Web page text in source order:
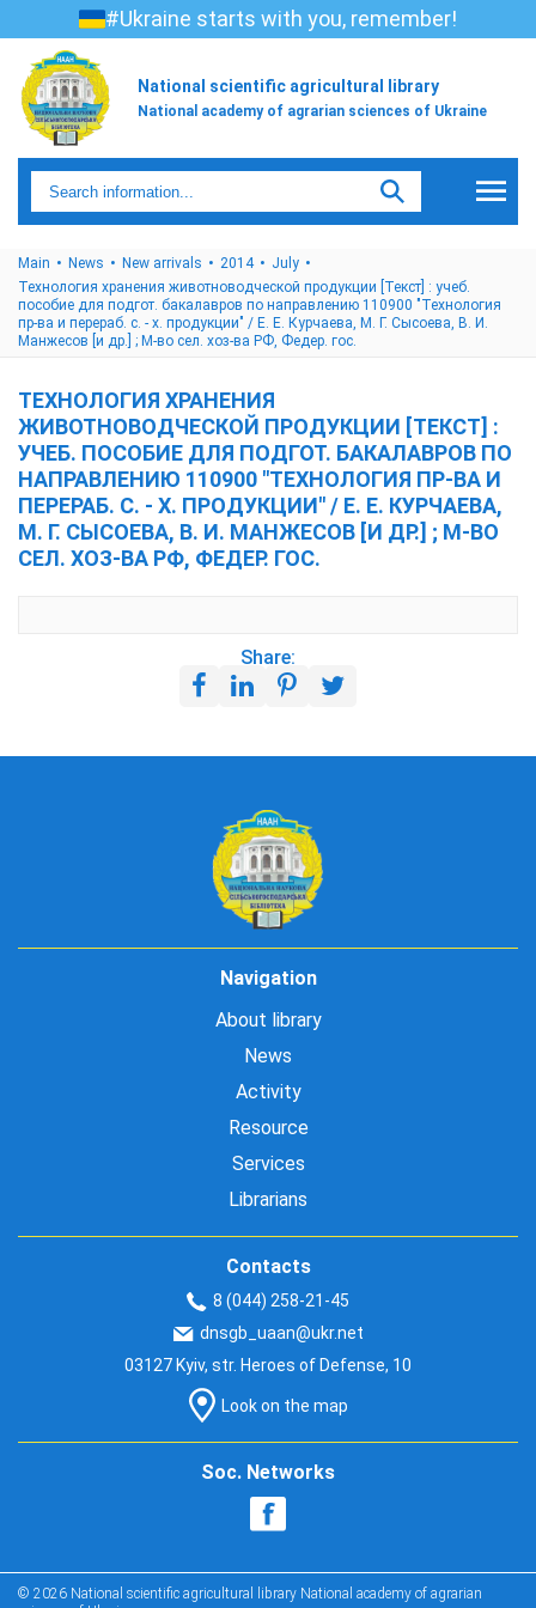
#Ukraine starts with you, remember!
National scientific agricultural library
National academy of agrarian sciences of Ukraine
Main News New arrivals 2014
July
Технология хранения животноводческой продукции [Текст] : учеб.
пособие для подгот. бакалавров по направлению 110900 "Технология
пр-ва и перераб. с. - х. продукции" / Е. Е. Курчаева, М. Г. Сысоева, В. И.
Манжесов [и др.] ; М-во сел. хоз-ва РФ, Федер. гос.
ТЕХНОЛОГИЯ ХРАНЕНИЯ
ЖИВОТНОВОДЧЕСКОЙ ПРОДУКЦИИ [ТЕКСТ] :
УЧЕБ. ПОСОБИЕ ДЛЯ ПОДГОТ. БАКАЛАВРОВ ПО
НАПРАВЛЕНИЮ 110900 "ТЕХНОЛОГИЯ ПР-ВА И
ПЕРЕРАБ. С. - Х. ПРОДУКЦИИ" / Е. Е. КУРЧАЕВА,
М. Г. СЫСОЕВА, В. И. МАНЖЕСОВ [И ДР.] ; М-ВО
СЕЛ. ХОЗ-ВА РФ, ФЕДЕР. ГОС.
Share:
Navigation
About library
News
Activity
Resource
Services
Librarians
Contacts
8 (044) 258-21-45
dnsgb_uaan@ukr.net
03127 Kyiv, str. Heroes of Defense, 10
Look on the map
Soc. Networks
© 2026 National scientific agricultural library National academy of agrarian